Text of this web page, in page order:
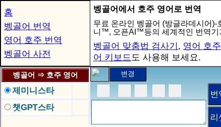
홈
벵골어 번역
영어 호주 번역
벵골어 사전
벵골어에서 호주 영어로 번역
무료 온라인 벵골어 (방글라데시어)-
니™, 오픈AI™등의 세계적인 번역기
벵골어 맞춤법 검사기 , 영어 호
어 키보드도 사용해 보세요.